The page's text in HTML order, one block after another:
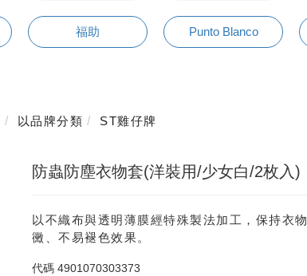
福助 Punto Blanco
以品牌分類 ST雞仔牌
防蟲防塵衣物套(洋裝用/少女白/2枚入)
以不織布與透明薄膜經特殊製法加工，保持衣
黴、不易褪色效果。
代碼 4901070303373